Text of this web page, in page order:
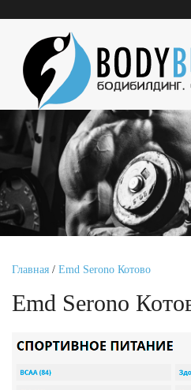
Главная / Emd Serono Котово
Emd Serono